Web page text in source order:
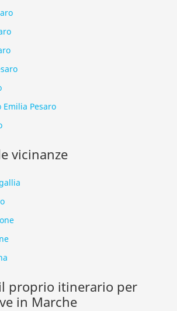
Pesaro
vicinanze
proprio itinerario per
in Marche